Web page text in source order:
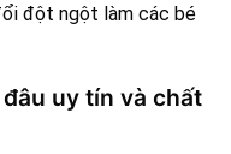
đột ngột làm các bé
uy tín và chất